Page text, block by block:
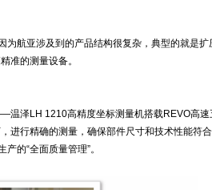
为航亚涉及到的产品结构很复杂，典型的就是扩
准的测量设备。
泽LH 1210高精度坐标测量机搭载REVO高速
进行精确的测量，确保部件尺寸和技术性能符
产的“全面质量管理”。